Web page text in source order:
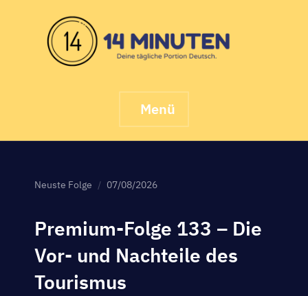
content
Menü
Neuste Folge 07/08/2026
Premium-Folge 133 – Die
Vor- und Nachteile des
Tourismus